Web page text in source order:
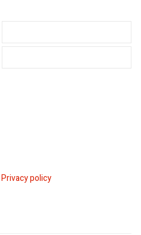
Privacy policy